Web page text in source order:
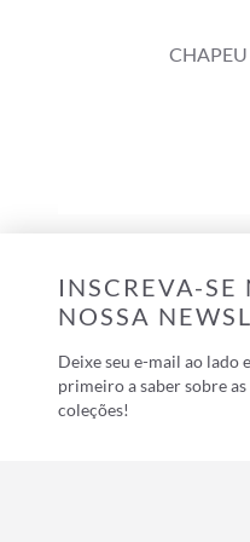
CHAPEU
INSCREVA-SE
NOSSA
Deixe seu e-mail ao lado
primeiro a saber sobre as
coleções!